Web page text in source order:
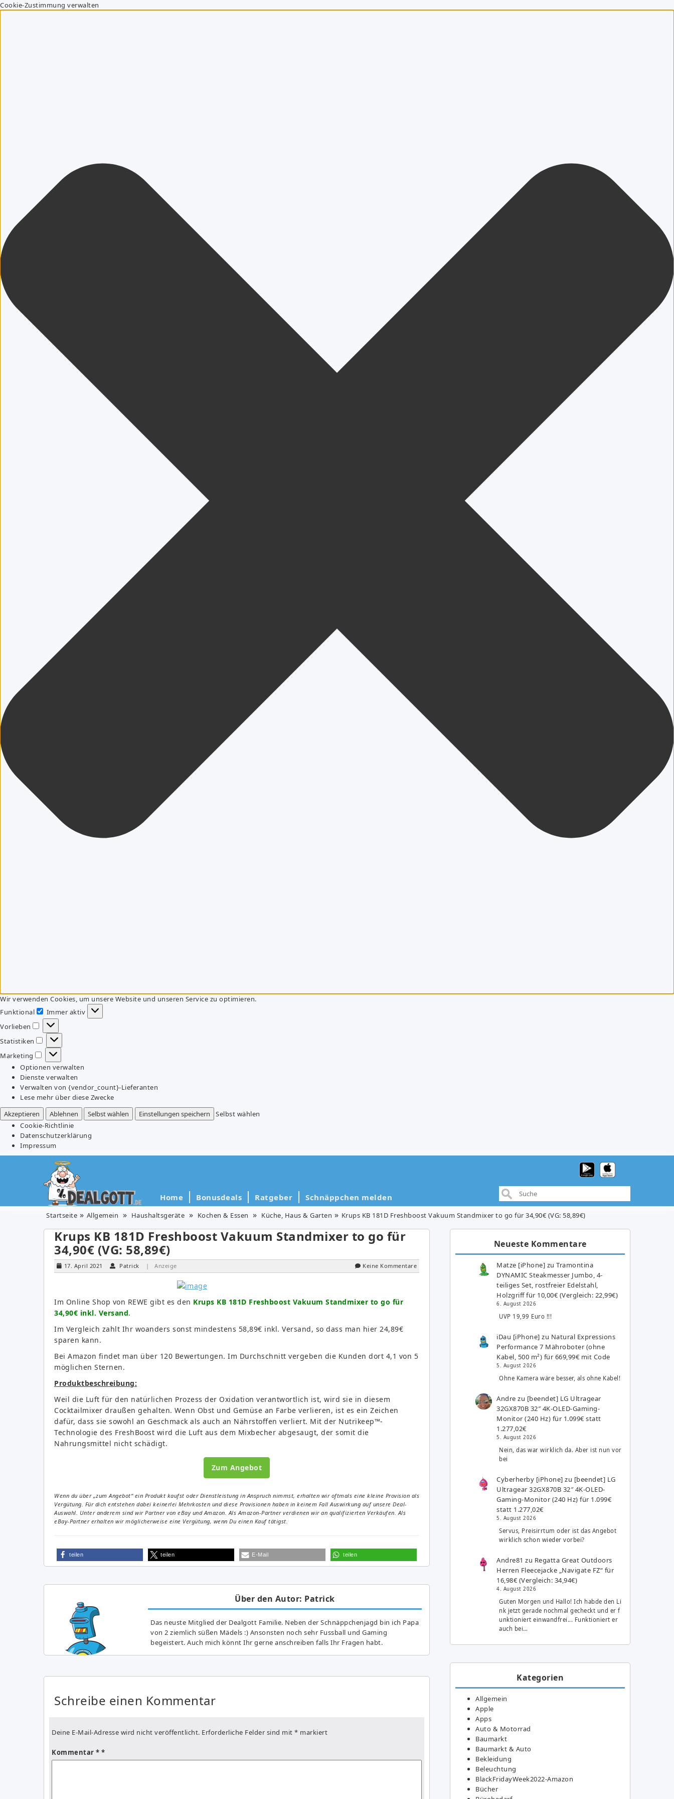
Cookie-Zustimmung verwalten
Wir verwenden Cookies, um unsere Website und unseren Service zu optimieren.
Funktional
Funktional
Immer aktiv
Vorlieben
Vorlieben
Statistiken
Statistiken
Marketing
Marketing
Optionen verwalten
Dienste verwalten
Verwalten von {vendor_count}-Lieferanten
Lese mehr über diese Zwecke
Akzeptieren
Ablehnen Selbst wählen Einstellungen speichern
Selbst wählen
Cookie-Richtlinie
Datenschutzerklärung
Impressum
Home Bonusdeals Ratgeber Schnäppchen melden
Startseite Allgemein Haushaltsgeräte Kochen & Essen Küche, Haus & Garten Krups KB 181D Freshboost Vakuum Standmixer to go für 34,90€ (VG: 58,89€)
Krups KB 181D Freshboost Vakuum Standmixer to go für
34,90€ (VG: 58,89€)
17. April 2021 Patrick | Anzeige Keine Kommentare
Im Online Shop von REWE gibt es den Krups KB 181D Freshboost Vakuum Standmixer to go für
34,90€ inkl. Versand.
Im Vergleich zahlt Ihr woanders sonst mindestens 58,89€ inkl. Versand, so dass man hier 24,89€
sparen kann.
Bei Amazon findet man über 120 Bewertungen. Im Durchschnitt vergeben die Kunden dort 4,1 von 5
möglichen Sternen.
Produktbeschreibung:
Weil die Luft für den natürlichen Prozess der Oxidation verantwortlich ist, wird sie in diesem
Cocktailmixer draußen gehalten. Wenn Obst und Gemüse an Farbe verlieren, ist es ein Zeichen
dafür, dass sie sowohl an Geschmack als auch an Nährstoffen verliert. Mit der Nutrikeep™-
Technologie des FreshBoost wird die Luft aus dem Mixbecher abgesaugt, der somit die
Nahrungsmittel nicht schädigt.
Zum Angebot
Wenn du über „zum Angebot“ ein Produkt kaufst oder Dienstleistung in Anspruch nimmst, erhalten wir oftmals eine kleine Provision als
Vergütung. Für dich entstehen dabei keinerlei Mehrkosten und diese Provisionen haben in keinem Fall Auswirkung auf unsere Deal-
Auswahl. Unter anderem sind wir Partner von eBay und Amazon. Als Amazon-Partner verdienen wir an qualifizierten Verkäufen. Als
eBay-Partner erhalten wir möglicherweise eine Vergütung, wenn Du einen Kauf tätigst.
teilen teilen E-Mail teilen
Über den Autor: Patrick
Das neuste Mitglied der Dealgott Familie. Neben der Schnäppchenjagd bin ich Papa
von 2 ziemlich süßen Mädels :) Ansonsten noch sehr Fussball und Gaming
begeistert. Auch mich könnt Ihr gerne anschreiben falls Ihr Fragen habt.
Schreibe einen Kommentar
Deine E-Mail-Adresse wird nicht veröffentlicht. Erforderliche Felder sind mit * markiert
Kommentar *
Neueste Kommentare
Matze [iPhone] zuTramontina
DYNAMIC Steakmesser Jumbo, 4-
teiliges Set, rostfreier Edelstahl,
Holzgriff für 10,00€ (Vergleich: 22,99€)
6. August 2026
UVP 19,99 Euro !!!
iDau [iPhone] zu Natural Expressions
Performance 7 Mähroboter (ohne
Kabel, 500 m²) für 669,99€ mit Code
5. August 2026
Ohne Kamera wäre besser, als ohne Kabel!
Andre zu [beendet] LG Ultragear
32GX870B 32″ 4K-OLED-Gaming-
Monitor (240 Hz) für 1.099€ statt
1.277,02€
5. August 2026
Nein, das war wirklich da. Aber ist nun vor
bei
Cyberherby [iPhone] zu [beendet] LG
Ultragear 32GX870B 32″ 4K-OLED-
Gaming-Monitor (240 Hz) für 1.099€
statt 1.277,02€
5. August 2026
Servus, Preisirrtum oder ist das Angebot
wirklich schon wieder vorbei?
Andre81 zu Regatta Great Outdoors
Herren Fleecejacke „Navigate FZ“ für
16,98€ (Vergleich: 34,94€)
4. August 2026
Guten Morgen und Hallo! Ich habde den Li
nk jetzt gerade nochmal gecheckt und er f
unktioniert einwandfrei... Funktioniert er
auch bei…
Kategorien
Allgemein
Apple
Apps
Auto & Motorrad
Baumarkt
Baumarkt & Auto
Bekleidung
Beleuchtung
BlackFridayWeek2022-Amazon
Bücher